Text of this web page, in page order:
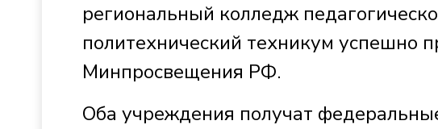
региональный колледж
политехнический техникум успешно
Минпросвещения РФ.
Оба учреждения получат